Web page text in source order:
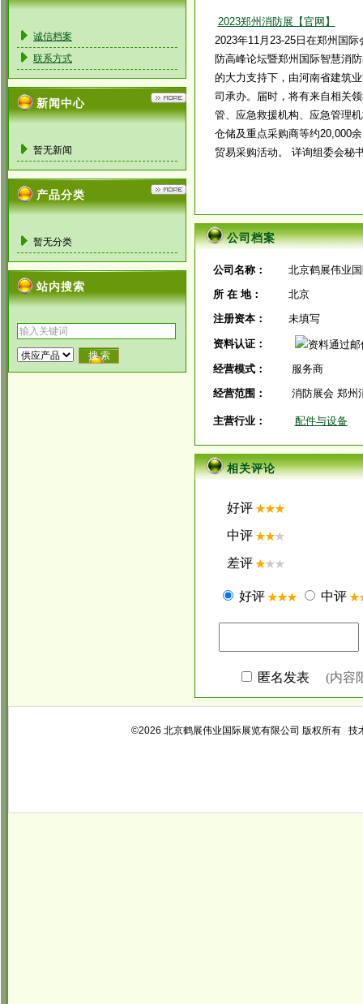
诚信档案
联系方式
新闻中心
暂无新闻
产品分类
暂无分类
站内搜索
2023郑州消防展【官网】
2023年11月23-25日在郑州国
防高峰论坛暨郑州国际智慧消
的大力支持下，由河南省建筑
司承办。届时，将有来自相关
管、应急救援机构、应急管理
仓储及重点采购商等约20,000
贸易采购活动。 详询组委会秘
公司档案
公司名称：
北京鹤展伟业
所 在 地：
北京
注册资本：
未填写
资料认证：
经营模式：
服务商
经营范围：
消防展会 郑州
主营行业： 配件与设备
相关评论
©2026 北京鹤展伟业国际展览有限公司 版权所有 技